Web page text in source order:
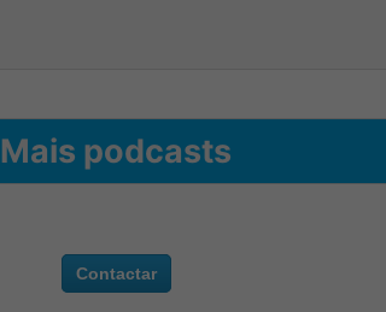
Mais podcasts
Contactar